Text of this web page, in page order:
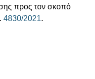
προς τον σκοπό
4830/2021.